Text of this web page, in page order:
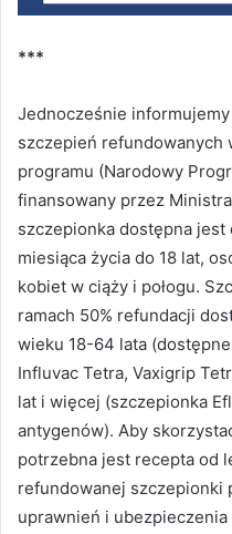
***
Jednocześnie
szczepień refundowanych
programu (Narodowy
finansowany przez
szczepionka dostępna
miesiąca życia do 18 lat,
kobiet w ciąży i połogu.
ramach 50% refundacji
wieku 18-64 lata
Influvac Tetra, Vaxigrip
lat i więcej (szczepionka
antygenów). Aby
potrzebna jest recepta od
refundowanej szczepionki
uprawnień i ubezpieczenia